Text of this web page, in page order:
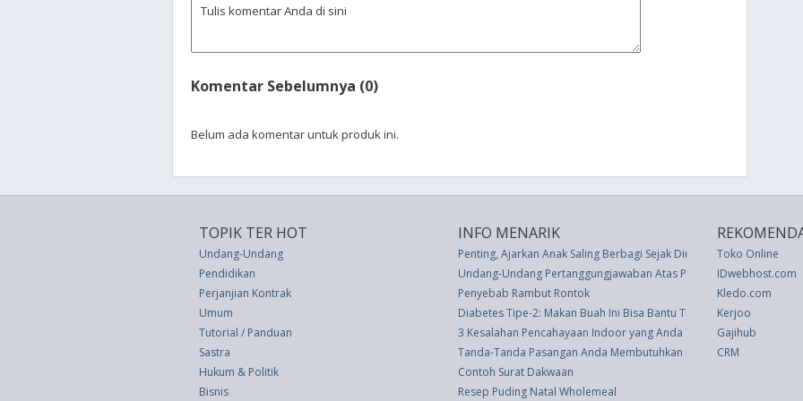
Komentar Sebelumnya (0)
Belum ada komentar untuk produk ini.
TOPIK TER HOT
Undang-Undang
Pendidikan
Perjanjian Kontrak
Umum
Tutorial / Panduan
Sastra
Hukum & Politik
Bisnis
INFO MENARIK
Penting, Ajarkan Anak Saling Berbagi Sejak Dini
Undang-Undang Pertanggungjawaban Atas Pelaksanaan Anggaran
Penyebab Rambut Rontok
Diabetes Tipe-2: Makan Buah Ini Bisa Bantu Turunkan Kadar Gula
3 Kesalahan Pencahayaan Indoor yang Anda Tidak Sadar Sedang
Tanda-Tanda Pasangan Anda Membutuhkan Ruang untuk Sendiri
Contoh Surat Dakwaan
Resep Puding Natal Wholemeal
Toko Online
IDwebhost.com
Kledo.com
Kerjoo
Gajihub
CRM